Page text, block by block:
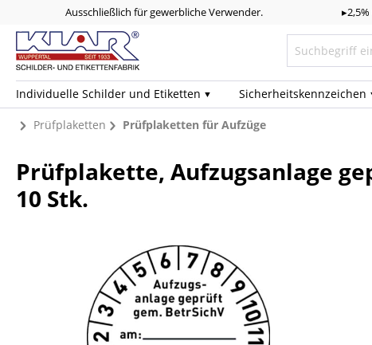
Ausschließlich für gewerbliche Verwender.
Individuelle Schilder und Etiketten Sicherheits­kennzeichen
Prüfplaketten Prüfplaketten für Aufzüge
Prüfplakette, Aufzugsanlage
10 Stk.